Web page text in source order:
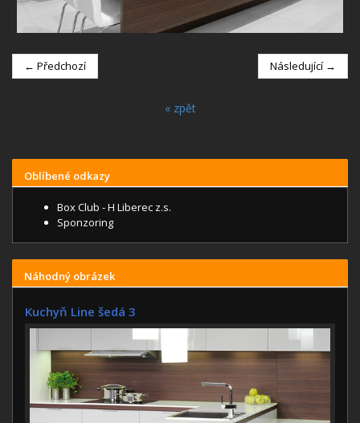
← Předchozí Následující →
« zpět
Oblíbené odkazy
Box Club - H Liberec z.s.
Sponzoring
Náhodný obrázek
Kuchyň Line šedá 3